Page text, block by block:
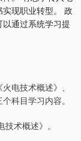
现职业转型。 政
通过系统学习提
电技术概述》、
科目学习内容。
术概述》。